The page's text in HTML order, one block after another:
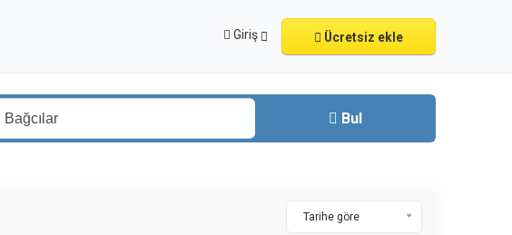
Giriş Ücretsiz ekle
Bul
Tarihe göre